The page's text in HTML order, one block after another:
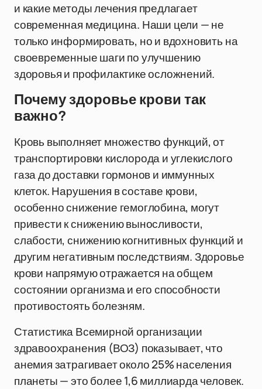
и какие методы лечения предлагает
современная медицина. Наши цели — не
только информировать, но и вдохновить на
своевременные шаги по улучшению
здоровья и профилактике осложнений.
Почему здоровье крови так
важно?
Кровь выполняет множество функций, от
транспортировки кислорода и углекислого
газа до доставки гормонов и иммунных
клеток. Нарушения в составе крови,
особенно снижение гемоглобина, могут
привести к снижению выносливости,
слабости, снижению когнитивных функций и
другим негативным последствиям. Здоровье
крови напрямую отражается на общем
состоянии организма и его способности
противостоять болезням.
Статистика Всемирной организации
здравоохранения (ВОЗ) показывает, что
анемия затрагивает около 25% населения
планеты — это более 1,6 миллиарда человек.